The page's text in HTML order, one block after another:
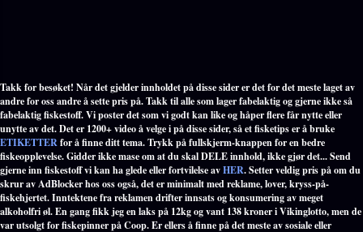
Takk for besøket! Når det gjelder innholdet på disse sider er det for det meste laget av
andre for oss andre å sette pris på. Takk til alle som lager fabelaktig og gjerne ikke så
fabelaktig fiskestoff. Vi poster det som vi godt kan like og håper flere får nytte eller
unytte av det. Det er 1200+ video å velge i på disse sider, så et fisketips er å bruke
ETIKETTERfor å finne ditt tema. Trykk på fullskjerm-knappen for en bedre
fiskeopplevelse. Gidder ikke mase om at du skal DELE innhold, ikke gjør det... Send
gjerne inn fiskestoff vi kan ha glede eller fortvilelse avHER. Setter veldig pris på om du
skrur av AdBlocker hos oss også, det er minimalt med reklame, lover, kryss-på-
fiskehjertet. Inntektene fra reklamen drifter innsats og konsumering av meget
alkoholfri øl. En gang fikk jeg en laks på 12kg og vant 138 kroner i Vikinglotto, men de
var utsolgt for fiskepinner på Coop. Er ellers å finne på det meste av sosiale eller